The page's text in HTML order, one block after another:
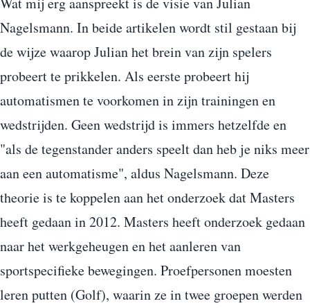
Nagelsmann. In beide artikelen wordt stil gestaan bij
de wijze waarop Julian het brein van zijn spelers
probeert te prikkelen. Als eerste probeert hij
automatismen te voorkomen in zijn trainingen en
wedstrijden. Geen wedstrijd is immers hetzelfde en
"als de tegenstander anders speelt dan heb je niks meer
aan een automatisme", aldus Nagelsmann. Deze
theorie is te koppelen aan het onderzoek dat Masters
heeft gedaan in 2012. Masters heeft onderzoek gedaan
naar het werkgeheugen en het aanleren van
sportspecifieke bewegingen. Proefpersonen moesten
leren putten (Golf), waarin ze in twee groepen werden